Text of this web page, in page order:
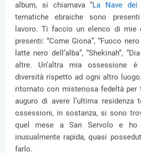
album, si chiamava “La Nave dei
tematiche ebraiche sono
lavoro. Ti faccio un elenco di mie
presenti: “Come Giona”, “Fuoco
latte nero dell’alba”, “Shekinah”,
altre. Un’altra mia ossessione
diversità rispetto ad ogni altro
ritornato con misteriosa fedeltà
auguro di avere l’ultima residenza
ossessioni, in sostanza, si sono
quel mese a San Servolo e ho
inusualmente rapida, quasi
farlo.